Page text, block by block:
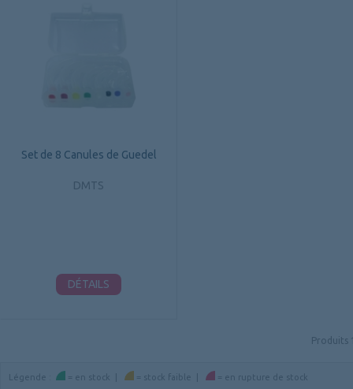
Set de 8 Canules de Guedel
DMTS
DÉTAILS
Produits
Légende = en stock = stock faible = en rupture de stock